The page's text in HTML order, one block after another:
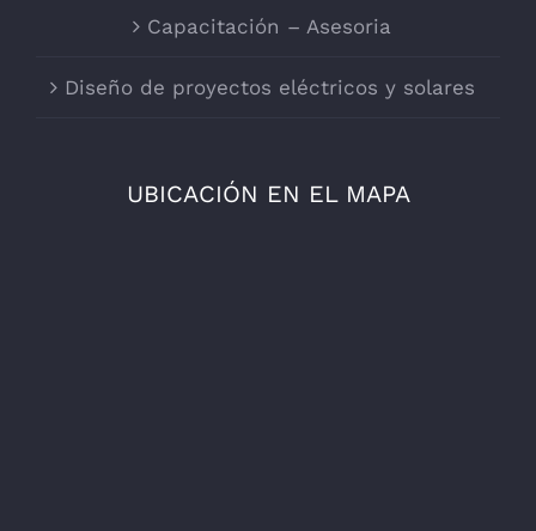
Capacitación – Asesoria
Diseño de proyectos eléctricos y solares
UBICACIÓN EN EL MAPA